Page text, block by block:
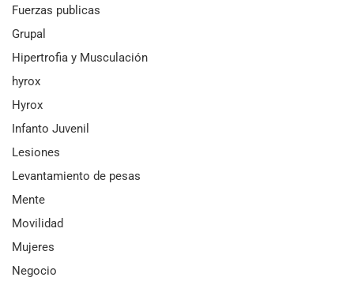
Fuerzas publicas
Grupal
Hipertrofia y Musculación
hyrox
Hyrox
Infanto Juvenil
Lesiones
Levantamiento de pesas
Mente
Movilidad
Mujeres
Negocio